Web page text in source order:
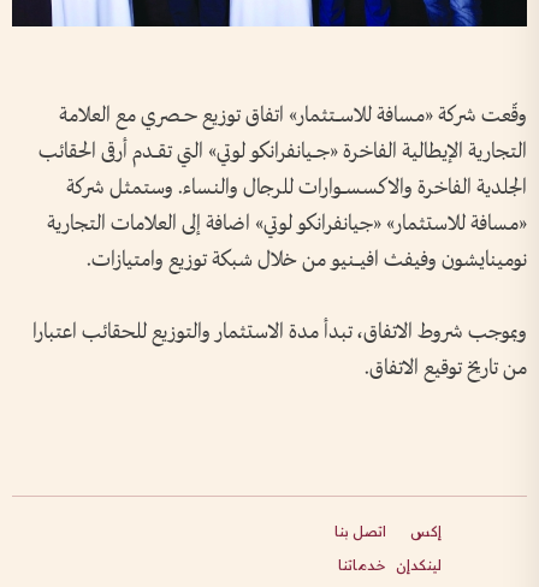
وقّعت شركة «مسافة للاســـتثمار» اتفاق توزيع حـــصري مع العلامة
التجارية الإيطالية الفاخرة «جـــيانفرانكو لوتي» التي تقـــدم أرقى الحقائب
الجلدية الفاخرة والاكسســـوارات للرجال والنساء. وستمثل شركة
«مسافة للاستثمار» «جيانفرانكو لوتي» اضافة إلى العلامات التجارية
نومينايشون وفيفث افيــــنيو من خلال شبكة توزيع وامتيازات.
وبموجب شروط الاتفاق، تبدأ مدة الاستثمار والتوزيع للحقائب اعتبارا
من تاريخ توقيع الاتفاق.
إكس
لينكدإن
اتصل بنا
خدماتنا